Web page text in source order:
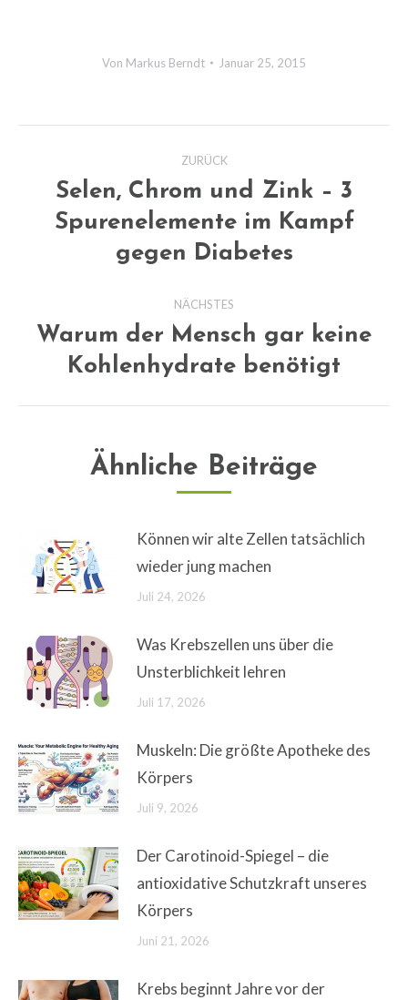
Von Markus Berndt Januar 25, 2015
Kommentarnavigation
ZURÜCK
Vorheriger
Beitrag:
Selen, Chrom und Zink – 3
Spurenelemente im Kampf
gegen Diabetes
NÄCHSTES
Nächster
Beitrag:
Warum der Mensch gar keine
Kohlenhydrate benötigt
Ähnliche Beiträge
Können wir alte Zellen tatsächlich
wieder jung machen
Juli 24, 2026
Was Krebszellen uns über die
Unsterblichkeit lehren
Juli 17, 2026
Muskeln: Die größte Apotheke des
Körpers
Juli 9, 2026
Der Carotinoid-Spiegel – die
antioxidative Schutzkraft unseres
Körpers
Juni 21, 2026
Krebs beginnt Jahre vor der